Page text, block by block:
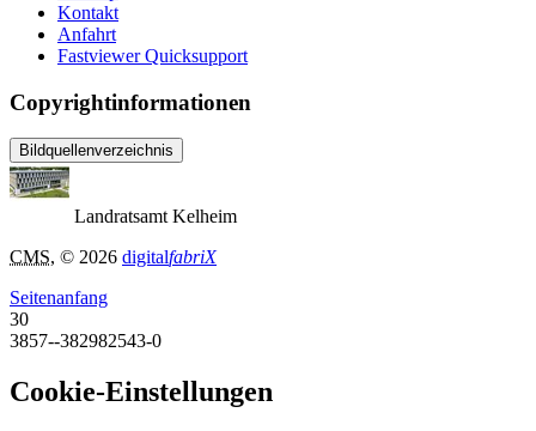
Kontakt
Anfahrt
Fastviewer Quicksupport
Copyrightinformationen
Bildquellenverzeichnis
Landratsamt Kelheim
CMS, © 2026 digitalfabriX
Seitenanfang
30
3857--382982543-0
Cookie-Einstellungen